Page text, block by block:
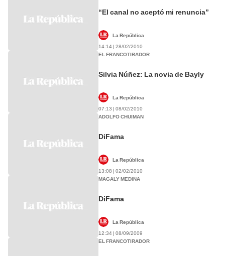
“El canal no aceptó mi renuncia”
La República
14:14 | 28/02/2010
EL FRANCOTIRADOR
Silvia Núñez: La novia de Bayly
La República
07:13 | 08/02/2010
ADOLFO CHUIMAN
DiFama
La República
13:08 | 02/02/2010
MAGALY MEDINA
DiFama
La República
12:34 | 08/09/2009
EL FRANCOTIRADOR